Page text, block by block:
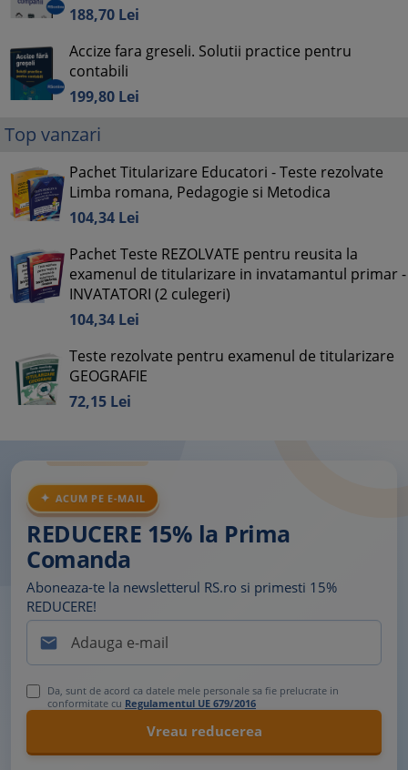
188,70 Lei
Accize fara greseli. Solutii practice pentru
contabili
199,80 Lei
Top vanzari
Pachet Titularizare Educatori - Teste rezolvate
Limba romana, Pedagogie si Metodica
104,34 Lei
Pachet Teste REZOLVATE pentru reusita la
examenul de titularizare in invatamantul primar -
INVATATORI (2 culegeri)
104,34 Lei
Teste rezolvate pentru examenul de titularizare
GEOGRAFIE
72,15 Lei
ACUM PE E-MAIL
REDUCERE 15% la Prima
Comanda
Aboneaza-te la newsletterul RS.ro si primesti 15%
REDUCERE!

Da, sunt de acord ca datele mele personale sa fie prelucrate in
conformitate cu Regulamentul UE 679/2016